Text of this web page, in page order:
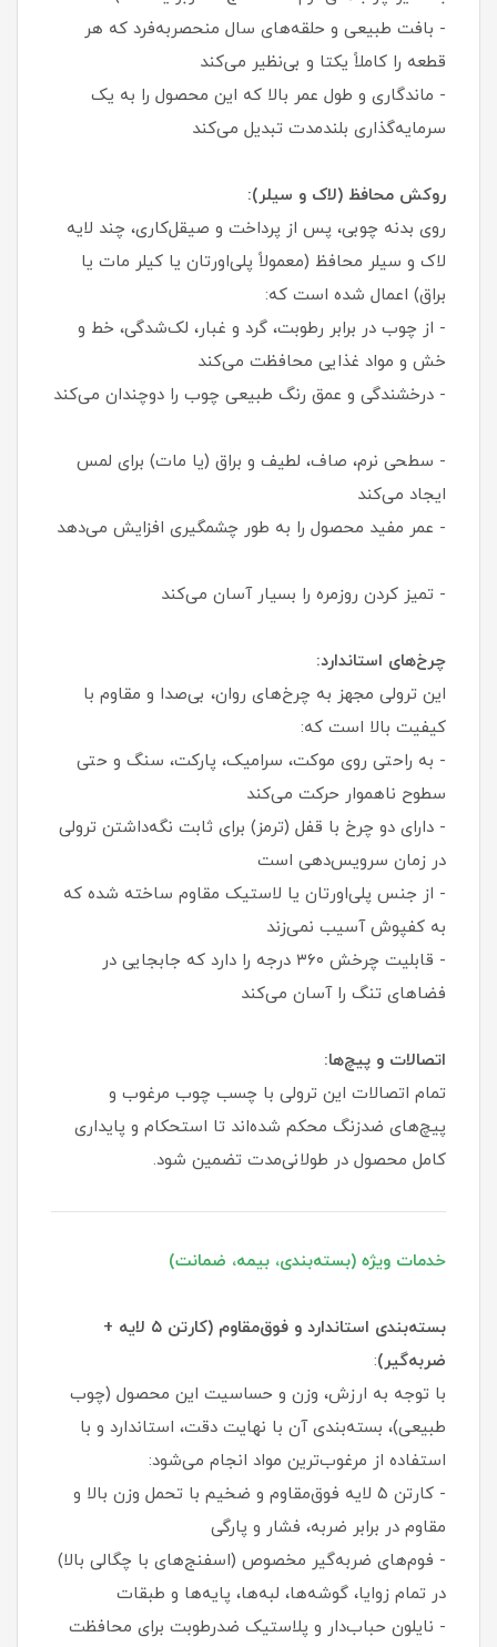
- بافت طبیعی و حلقه‌های سال منحصربه‌فرد که هر
قطعه را کاملاً یکتا و بی‌نظیر می‌کند
- ماندگاری و طول عمر بالا که این محصول را به یک
سرمایه‌گذاری بلندمدت تبدیل می‌کند
روکش محافظ (لاک و سیلر):
روی بدنه چوبی، پس از پرداخت و صیقل‌کاری، چند لایه
لاک و سیلر محافظ (معمولاً پلی‌اورتان یا کیلر مات یا
براق) اعمال شده است که:
- از چوب در برابر رطوبت، گرد و غبار، لک‌شدگی، خط و
خش و مواد غذایی محافظت می‌کند
- درخشندگی و عمق رنگ طبیعی چوب را دوچندان می‌کند
- سطحی نرم، صاف، لطیف و براق (یا مات) برای لمس
ایجاد می‌کند
- عمر مفید محصول را به طور چشمگیری افزایش می‌دهد
- تمیز کردن روزمره را بسیار آسان می‌کند
چرخ‌های استاندارد:
این ترولی مجهز به چرخ‌های روان، بی‌صدا و مقاوم با
کیفیت بالا است که:
- به راحتی روی موکت، سرامیک، پارکت، سنگ و حتی
سطوح ناهموار حرکت می‌کند
- دارای دو چرخ با قفل (ترمز) برای ثابت نگه‌داشتن ترولی
در زمان سرویس‌دهی است
- از جنس پلی‌اورتان یا لاستیک مقاوم ساخته شده که
به کفپوش آسیب نمی‌زند
- قابلیت چرخش ۳۶۰ درجه را دارد که جابجایی در
فضاهای تنگ را آسان می‌کند
اتصالات و پیچ‌ها:
تمام اتصالات این ترولی با چسب چوب مرغوب و
پیچ‌های ضدزنگ محکم شده‌اند تا استحکام و پایداری
کامل محصول در طولانی‌مدت تضمین شود.
خدمات ویژه (بسته‌بندی، بیمه، ضمانت)
بسته‌بندی استاندارد و فوق‌مقاوم (کارتن ۵ لایه +
ضربه‌گیر):
با توجه به ارزش، وزن و حساسیت این محصول (چوب
طبیعی)، بسته‌بندی آن با نهایت دقت، استاندارد و با
استفاده از مرغوب‌ترین مواد انجام می‌شود:
- کارتن ۵ لایه فوق‌مقاوم و ضخیم با تحمل وزن بالا و
مقاوم در برابر ضربه، فشار و پارگی
- فوم‌های ضربه‌گیر مخصوص (اسفنج‌های با چگالی بالا)
در تمام زوایا، گوشه‌ها، لبه‌ها، پایه‌ها و طبقات
- نایلون حباب‌دار و پلاستیک ضدرطوبت برای محافظت